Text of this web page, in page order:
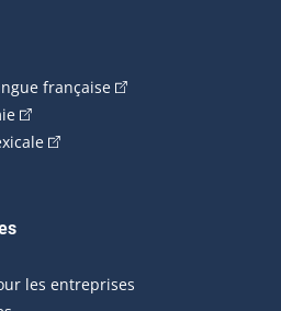
française(Cet hyperlien
(Cet hyperlien externe s'ouvrira
(Cet hyperlien externe
externe s'ouvrira dans une
les entreprises